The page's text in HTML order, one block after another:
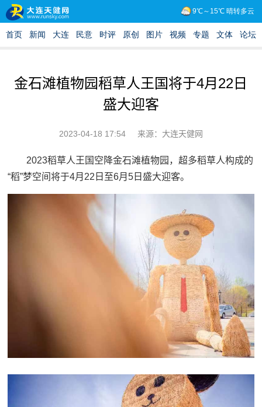
金石滩植物园稻草人王国将于4月22日
盛大迎客
2023-04-18 17:54 来源：大连天健网
2023稻草人王国空降金石滩植物园，超多稻草人构成的
“稻”梦空间将于4月22日至6月5日盛大迎客。